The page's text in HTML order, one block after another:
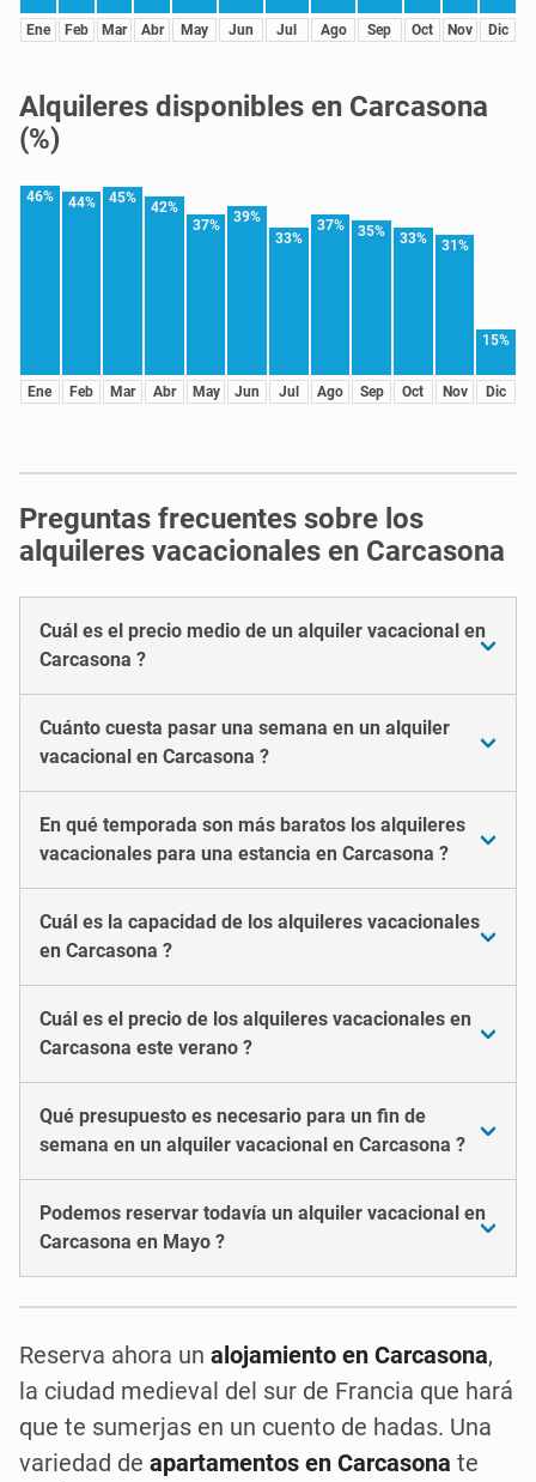
Ene Feb Mar Abr May Jun Jul Ago Sep Oct Nov Dic
Alquileres disponibles en Carcasona
(%)
46%
Ene
44%
Feb
45%
Mar
42%
Abr
37%
May
39%
Jun
33%
Jul
37%
Ago
35%
Sep
33%
Oct
31%
Nov
15%
Dic
Preguntas frecuentes sobre los
alquileres vacacionales en Carcasona
Cuál es el precio medio de un alquiler vacacional en
Carcasona ?
Cuánto cuesta pasar una semana en un alquiler
vacacional en Carcasona ?
En qué temporada son más baratos los alquileres
vacacionales para una estancia en Carcasona ?
Cuál es la capacidad de los alquileres vacacionales
en Carcasona ?
Cuál es el precio de los alquileres vacacionales en
Carcasona este verano ?
Qué presupuesto es necesario para un fin de
semana en un alquiler vacacional en Carcasona ?
Podemos reservar todavía un alquiler vacacional en
Carcasona en Mayo ?
Reserva ahora un alojamiento en Carcasona,
la ciudad medieval del sur de Francia que hará
que te sumerjas en un cuento de hadas. Una
variedad de apartamentos en Carcasona te